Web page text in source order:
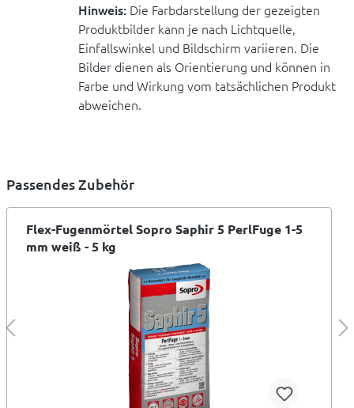
Hinweis: Die Farbdarstellung der gezeigten
Produktbilder kann je nach Lichtquelle,
Einfallswinkel und Bildschirm variieren. Die
Bilder dienen als Orientierung und können in
Farbe und Wirkung vom tatsächlichen Produkt
abweichen.
Passendes Zubehör
Flex-Fugenmörtel Sopro Saphir 5 PerlFuge 1-5
mm weiß - 5 kg